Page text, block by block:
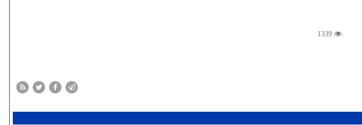
1339